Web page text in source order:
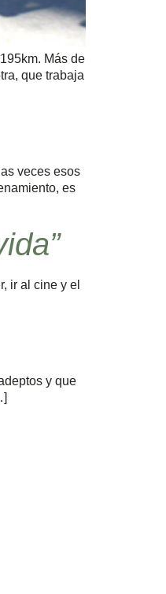
Más de
que trabaja
veces esos
es
ir al cine y el
y que